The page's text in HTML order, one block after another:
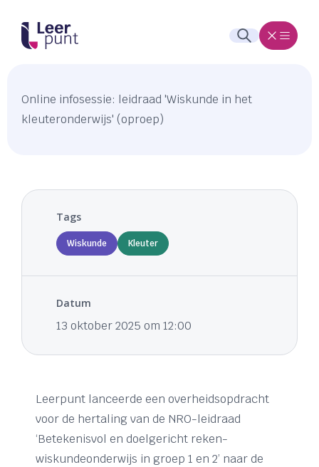
Online infosessie: leidraad 'Wiskunde in het
kleuteronderwijs' (oproep)
Tags
Wiskunde Kleuter
Datum
13 oktober 2025 om 12:00
Leerpunt lanceerde een overheidsopdracht
voor de hertaling van de NRO-leidraad
‘Betekenisvol en doelgericht reken-
wiskundeonderwijs in groep 1 en 2’ naar de